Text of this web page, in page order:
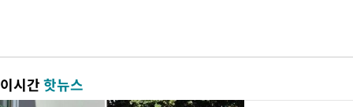
이시간핫뉴스